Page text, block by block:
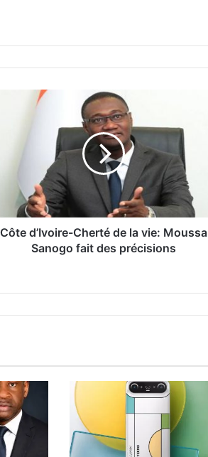
Côte d’Ivoire-Cherté de la vie: Moussa
Sanogo fait des précisions